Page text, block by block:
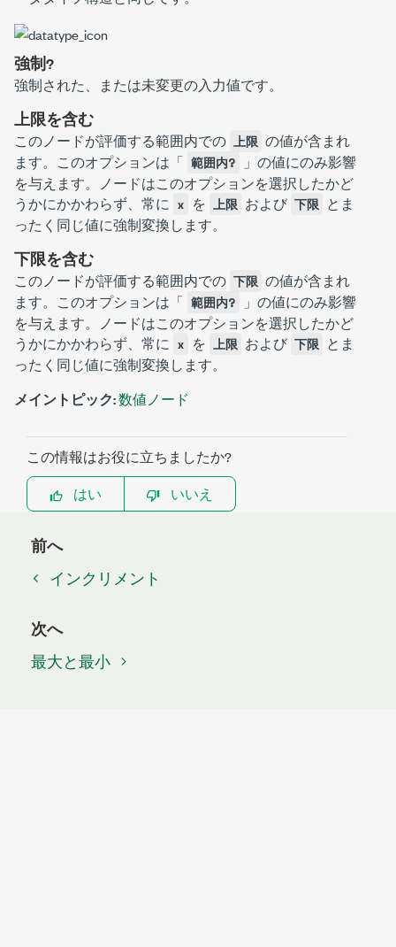
強制?
強制された、または未変更の入力値です。
上限を含む
このノードが評価する範囲内での 上限 の値が含まれ
ます。このオプションは「 範囲内?
」の値にのみ影響
を与えます。ノードはこのオプションを選択したかど
うかにかかわらず、常に x を 上限 および 下限 とま
ったく同じ値に強制変換します。
下限を含む
このノードが評価する範囲内での 下限 の値が含まれ
ます。このオプションは「 範囲内?
」の値にのみ影響
を与えます。ノードはこのオプションを選択したかど
うかにかかわらず、常に x を 上限 および 下限 とま
ったく同じ値に強制変換します。
メイントピック:数値ノード
この情報はお役に立ちましたか?
はい
いいえ
前へ
インクリメント
次へ
最大と最小